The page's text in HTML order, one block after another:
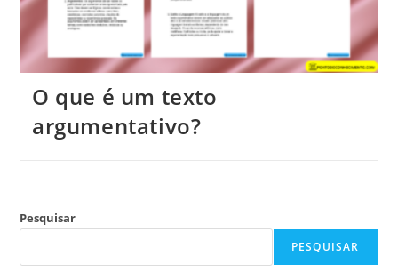
O que é um texto
argumentativo?
Pesquisar
PESQUISAR